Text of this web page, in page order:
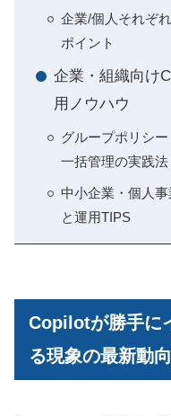
企業/個人それぞ
ポイント
企業・組織向け
用ノウハウ
グループポリシ
一括管理の実践法
中小企業・個人
と運用TIPS
Copilotが勝手に
る現象の最新動